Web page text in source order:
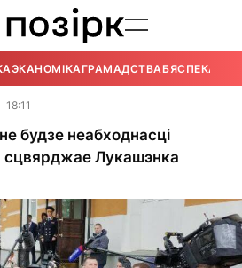
ЭКАНОМІКАГРАМАДСТВАБЯСПЕКА
18:11
будзе неабходнасці
сцвярджае Лукашэнка